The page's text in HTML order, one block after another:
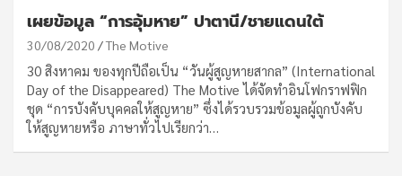
เผยข้อมูล “การอุ้มหาย” ปาตานี/ชายแดนใต้
30/08/2020 The Motive
30 สิงหาคม ของทุกปีถือเป็น “วันผู้สูญหายสากล” (International
Day of the Disappeared) The Motive ได้จัดทำอินโฟกราฟฟิก
ชุด “การบังคับบุคคลให้สูญหาย” ซึ่งได้รวบรวมข้อมูลผู้ถูกบังคับ
ให้สูญหายหรือ ภาษาทั่วไปเรียกว่า…